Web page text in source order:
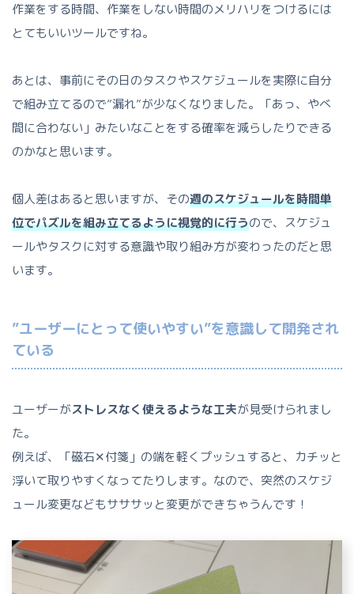
作業をする時間、作業をしない時間のメリハリをつけるには
とてもいいツールですね。
あとは、事前にその日のタスクやスケジュールを実際に自分
で組み立てるので”漏れ”が少なくなりました。「あっ、やべ
間に合わない」みたいなことをする確率を減らしたりできる
のかなと思います。
個人差はあると思いますが、その週のスケジュールを時間単
位でパズルを組み立てるように視覚的に行うので、スケジュ
ールやタスクに対する意識や取り組み方が変わったのだと思
います。
”ユーザーにとって使いやすい”を意識して開発され
ている
ユーザーがストレスなく使えるような工夫が見受けられまし
た。
例えば、「磁石✕付箋」の端を軽くプッシュすると、カチッと
浮いて取りやすくなってたりします。なので、突然のスケジ
ュール変更などもサササッと変更ができちゃうんです！